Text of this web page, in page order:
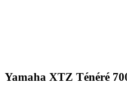
Yamaha XTZ Ténéré